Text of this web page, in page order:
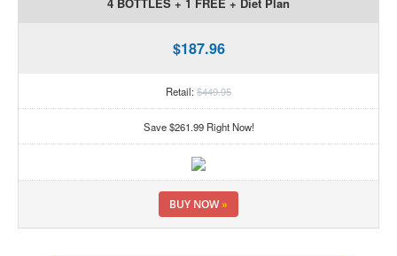
$187.96
Retail:$449.95
Save $261.99 Right Now!
BUY NOW»